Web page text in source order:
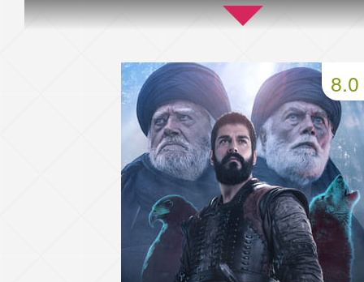
45 серия
46 серия
47 серия
50 серия
51 серия
54 серия
55 серия
58 серия
59 серия
62 серия
63 серия
66 серия
67 серия
70 серия
71 серия
8.0